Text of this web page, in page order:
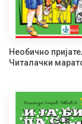
Необично
Читалачки